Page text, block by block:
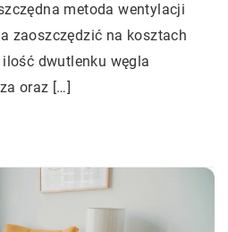
metoda wentylacji
zaoszczędzić na kosztach
dwutlenku węgla
oraz […]